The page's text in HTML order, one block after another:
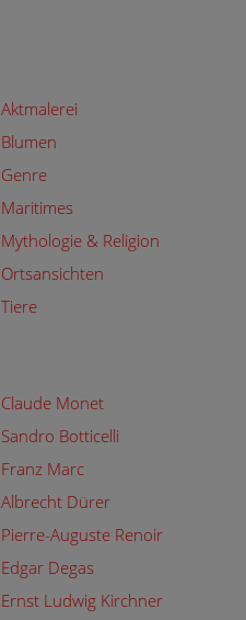
Aktmalerei
Blumen
Genre
Maritimes
Mythologie & Religion
Ortsansichten
Tiere
Claude Monet
Sandro Botticelli
Franz Marc
Albrecht Dürer
Pierre-Auguste Renoir
Edgar Degas
Ernst Ludwig Kirchner